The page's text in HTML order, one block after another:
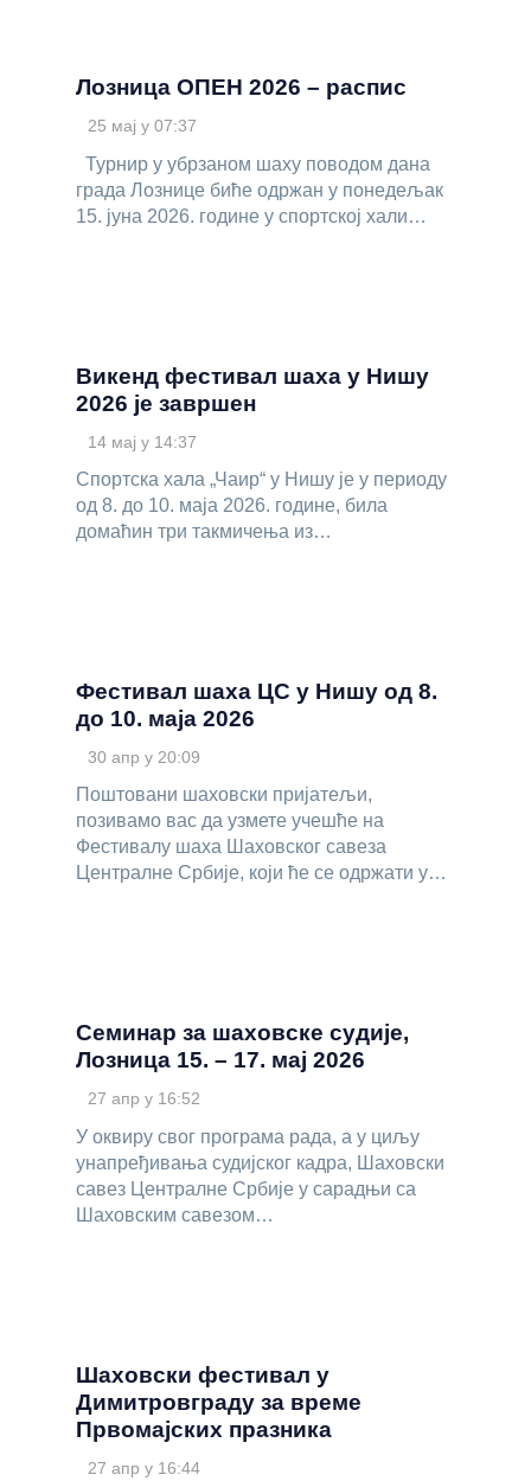
Лозница ОПЕН 2026 – распис
25 мај у 07:37
Турнир у убрзаном шаху поводом дана
града Лознице биће одржан у понедељак
15. јуна 2026. године у спортској хали…
Викенд фестивал шаха у Нишу
2026 је завршен
14 мај у 14:37
Спортска хала „Чаир“ у Нишу је у периоду
од 8. до 10. маја 2026. године, била
домаћин три такмичења из…
Фестивал шаха ЦС у Нишу од 8.
до 10. маја 2026
30 апр у 20:09
Поштовани шаховски пријатељи,
позивамо вас да узмете учешће на
Фестивалу шаха Шаховског савеза
Централне Србије, који ће се одржати у…
Семинар за шаховске судије,
Лозница 15. – 17. мај 2026
27 апр у 16:52
У оквиру свог програма рада, а у циљу
унапређивања судијског кадра, Шаховски
савез Централне Србије у сарадњи са
Шаховским савезом…
Шаховски фестивал у
Димитровграду за време
Првомајских празника
27 апр у 16:44